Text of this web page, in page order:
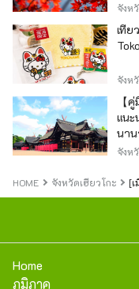
จังห
เที่ย
จังห
【
แน
นา
และ
จังห
HOME จังหวัดเฮียวโกะ [
Home
ภูมิภาค